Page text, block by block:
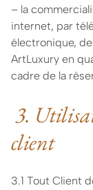
– la
internet, par
électronique,
ArtLuxury en
cadre de la
3.
client
3.1 Tout Client